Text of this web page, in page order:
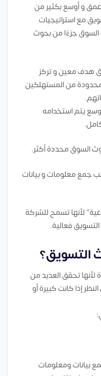
و أوسع بكثير من
مع استراتيجيات
السوق جزءًا من بحوث
هدف معين و تركز
من المستهلكين
يتم استخدامه
السوق محددة أكثر.
جمع معلومات و بيانات
لأنها تسمح للشركة
فعالية.
التسويق؟
تحقق العديد من
إذا كانت كبيرة أو
بيانات ومعلومات